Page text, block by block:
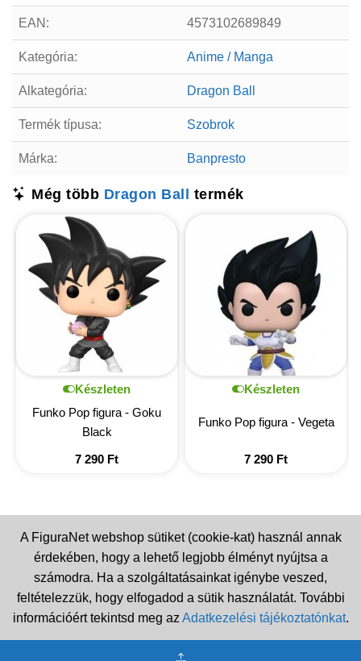
EAN: 4573102689849
Kategória: Anime / Manga
Alkategória: Dragon Ball
Termék típusa: Szobrok
Márka: Banpresto
Még több Dragon Ball termék
Készleten
Funko Pop figura - Goku
Black
7 290 Ft
Készleten
Funko Pop figura - Vegeta
7 290 Ft
A FiguraNet webshop sütiket (cookie-kat) használ annak
érdekében, hogy a lehető legjobb élményt nyújtsa a
számodra. Ha a szolgáltatásainkat igénybe veszed,
feltételezzük, hogy elfogadod a sütik használatát. További
információért tekintsd meg az Adatkezelési tájékoztatónkat.